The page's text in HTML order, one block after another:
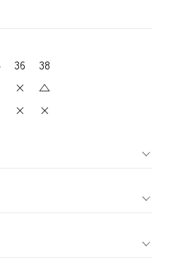
36
38
×
△
× ×